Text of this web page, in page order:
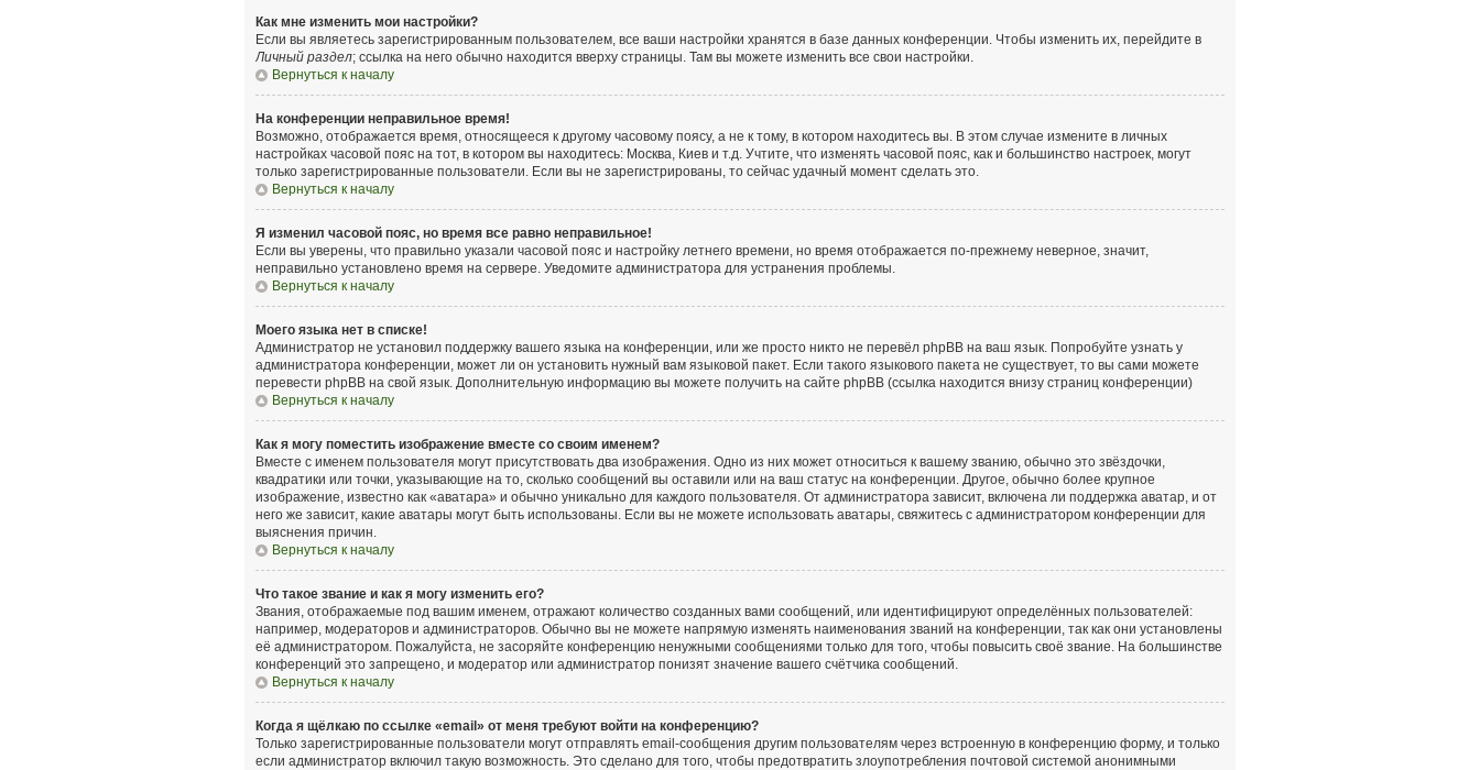
Как мне изменить мои настройки?
Если вы являетесь зарегистрированным пользователем, все ваши настройки хранятся в базе данных конференции. Чтобы изменить их, перейдите в
Личный раздел; ссылка на него обычно находится вверху страницы. Там вы можете изменить все свои настройки.
Вернуться к началу
На конференции неправильное время!
Возможно, отображается время, относящееся к другому часовому поясу, а не к тому, в котором находитесь вы. В этом случае измените в личных
настройках часовой пояс на тот, в котором вы находитесь: Москва, Киев и т.д. Учтите, что изменять часовой пояс, как и большинство настроек, могут
только зарегистрированные пользователи. Если вы не зарегистрированы, то сейчас удачный момент сделать это.
Вернуться к началу
Я изменил часовой пояс, но время все равно неправильное!
Если вы уверены, что правильно указали часовой пояс и настройку летнего времени, но время отображается по-прежнему неверное, значит,
неправильно установлено время на сервере. Уведомите администратора для устранения проблемы.
Вернуться к началу
Моего языка нет в списке!
Администратор не установил поддержку вашего языка на конференции, или же просто никто не перевёл phpBB на ваш язык. Попробуйте узнать у
администратора конференции, может ли он установить нужный вам языковой пакет. Если такого языкового пакета не существует, то вы сами можете
перевести phpBB на свой язык. Дополнительную информацию вы можете получить на сайте phpBB (ссылка находится внизу страниц конференции)
Вернуться к началу
Как я могу поместить изображение вместе со своим именем?
Вместе с именем пользователя могут присутствовать два изображения. Одно из них может относиться к вашему званию, обычно это звёздочки,
квадратики или точки, указывающие на то, сколько сообщений вы оставили или на ваш статус на конференции. Другое, обычно более крупное
изображение, известно как «аватара» и обычно уникально для каждого пользователя. От администратора зависит, включена ли поддержка аватар, и от
него же зависит, какие аватары могут быть использованы. Если вы не можете использовать аватары, свяжитесь с администратором конференции для
выяснения причин.
Вернуться к началу
Что такое звание и как я могу изменить его?
Звания, отображаемые под вашим именем, отражают количество созданных вами сообщений, или идентифицируют определённых пользователей:
например, модераторов и администраторов. Обычно вы не можете напрямую изменять наименования званий на конференции, так как они установлены
её администратором. Пожалуйста, не засоряйте конференцию ненужными сообщениями только для того, чтобы повысить своё звание. На большинстве
конференций это запрещено, и модератор или администратор понизят значение вашего счётчика сообщений.
Вернуться к началу
Когда я щёлкаю по ссылке «email» от меня требуют войти на конференцию?
Только зарегистрированные пользователи могут отправлять email-сообщения другим пользователям через встроенную в конференцию форму, и только
если администратор включил такую возможность. Это сделано для того, чтобы предотвратить злоупотребления почтовой системой анонимными